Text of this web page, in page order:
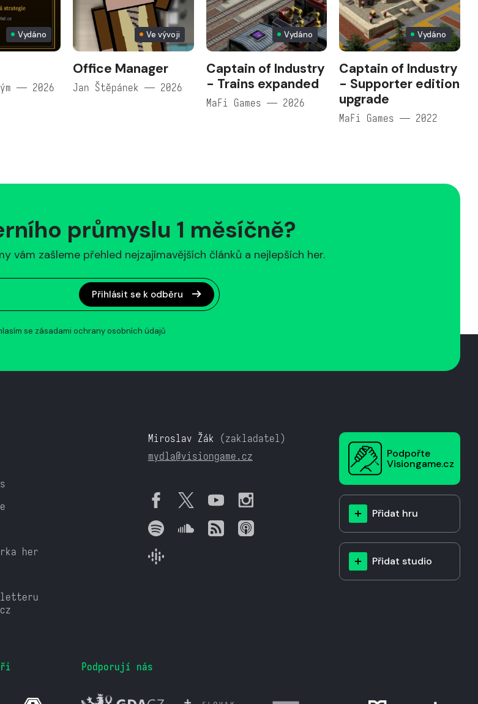
Vydáno
— 2026
Ve vývoji
Office Manager
Jan Štěpánek — 2026
Vydáno
Captain of Industry
- Trains expanded
MaFi Games — 2026
Vydáno
Captain of Industry
- Supporter edition
upgrade
MaFi Games — 2022
průmyslu 1 měsíčně?
vám zašleme přehled nejzajímavějších článků a nejlepších her.
Přihlásit se k odběru
se zásadami ochrany osobních údajů
her
Miroslav Žák (zakladatel)
mydla@visiongame.cz
Podpořte
Visiongame.cz
Přidat hru
Přidat studio
Podporují nás